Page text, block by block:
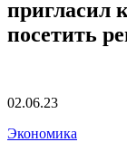
пригласил
посетить
02.06.23
Экономика